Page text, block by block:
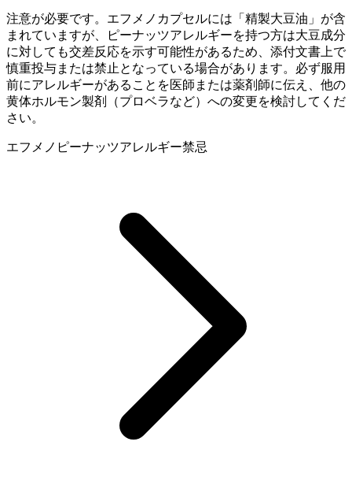
注意が必要です。エフメノカプセルには「精製大豆油」が含
まれていますが、ピーナッツアレルギーを持つ方は大豆成分
に対しても交差反応を示す可能性があるため、添付文書上で
慎重投与または禁止となっている場合があります。必ず服用
前にアレルギーがあることを医師または薬剤師に伝え、他の
黄体ホルモン製剤（プロベラなど）への変更を検討してくだ
さい。
エフメノ ピーナッツアレルギー禁忌